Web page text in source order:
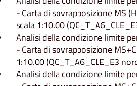
- Carta di sovrapposizione MS
scala 1:10.00
Analisi della condizione limite
- Carta di sovrapposizione
1:10.00 (QC_T_A6_CLE_E3
Analisi della condizione limite